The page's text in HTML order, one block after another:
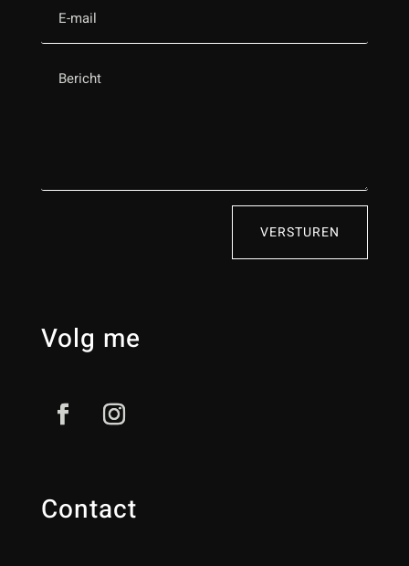
VERSTUREN
Volg me
Contact